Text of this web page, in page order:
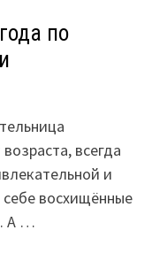
по
всегда
и
восхищённые
А …